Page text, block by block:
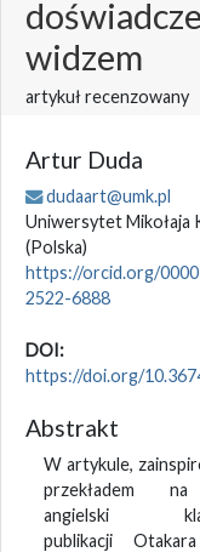
widzem
artykuł recenzowany
Artur Duda
dudaart@umk.pl
Uniwersytet Mikołaja
(Polska)
https://orcid.org/
2522-6888
DOI:
https://doi.org/
Abstrakt
W artykule,
przekładem
angielski
publikacji